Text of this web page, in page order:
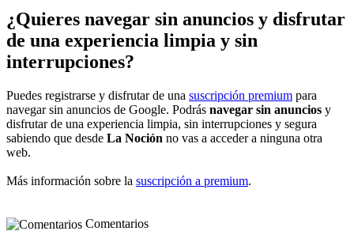
¿Quieres navegar sin anuncios y disfrutar
de una experiencia limpia y sin
interrupciones?
Puedes registrarse y disfrutar de una suscripción premium para
navegar sin anuncios de Google. Podrás navegar sin anuncios y
disfrutar de una experiencia limpia, sin interrupciones y segura
sabiendo que desde La Noción no vas a acceder a ninguna otra
web.
Más información sobre la suscripción a premium.
Comentarios